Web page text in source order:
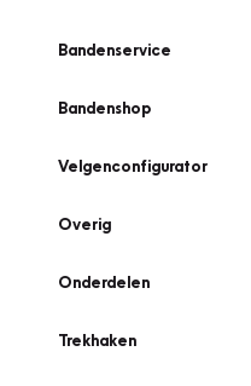
Bandenservice
Bandenshop
Velgenconfigurator
Overig
Onderdelen
Trekhaken